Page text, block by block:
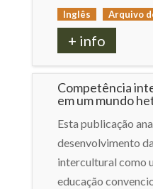
Inglês
Arquivo
+ info
Competência
em um mundo
Esta publicação
desenvolvimento
intercultural como
educação